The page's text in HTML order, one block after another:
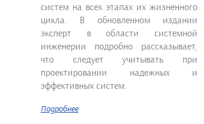
систем на всех этапах их жизненного
цикла. В обновленном издании
эксперт в области системной
инженерии подробно рассказывает,
что следует учитывать при
проектировании надежных и
эффективных систем.
Подробнее